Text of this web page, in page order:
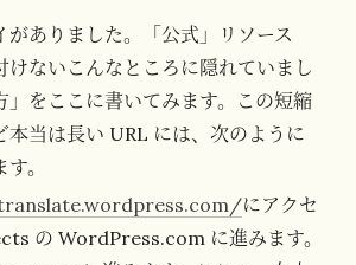
がありました。「公式」リソース
けないこんなところに隠れていまし
」をここに書いてみます。この短縮
本当は長い URL には、次のように
。
にアクセ
の WordPress.com に進みます。